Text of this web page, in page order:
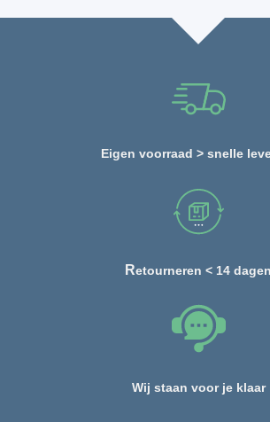
Eigen voorraad > snelle
Retourneren < 14 dagen
Wij staan voor je klaar